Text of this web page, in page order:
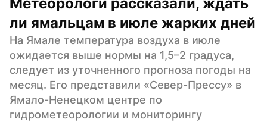
ли ямальцам в июле жарких дней
На Ямале температура воздуха в июле
ожидается выше нормы на 1,5–2 градуса,
следует из уточненного прогноза погоды на
месяц. Его представили «Север-Прессу» в
Ямало-Ненецком центре по
гидрометеорологии и мониторингу